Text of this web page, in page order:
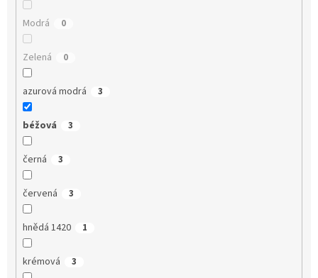
Modrá 0
Zelená 0
azurová modrá 3
béžová 3
černá 3
červená 3
hnědá 1420 1
krémová 3